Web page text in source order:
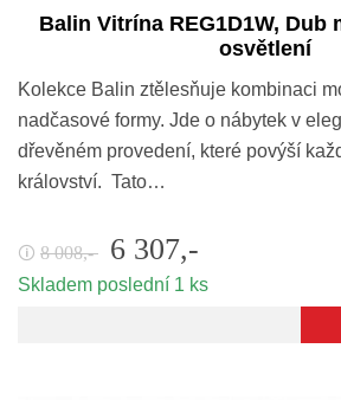
Balin Vitrína REG1D1W, Dub
osvětlení
Kolekce Balin ztělesňuje kombinaci
nadčasové formy. Jde o nábytek v
dřevěném provedení, které povýší
království. Tato…
🛈 8 008,- 6 307,-
Skladem poslední 1 ks